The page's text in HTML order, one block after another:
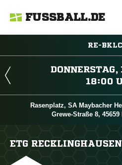
FUSSBALL.DE
RE-


Rasenplatz, SA Maybacher
Grewe-Straße 8,
ETG